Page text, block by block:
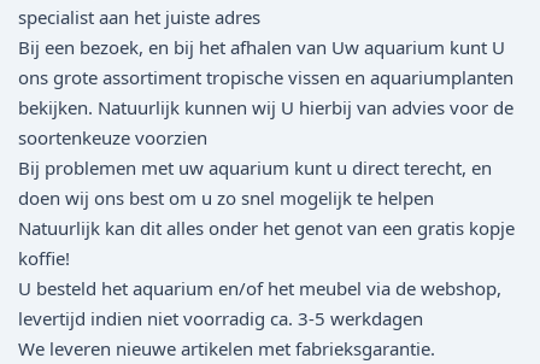
specialist aan het juiste adres
Bij een bezoek, en bij het afhalen van Uw aquarium kunt U
ons grote assortiment tropische vissen en aquariumplanten
bekijken. Natuurlijk kunnen wij U hierbij van advies voor de
soortenkeuze voorzien
Bij problemen met uw aquarium kunt u direct terecht, en
doen wij ons best om u zo snel mogelijk te helpen
Natuurlijk kan dit alles onder het genot van een gratis kopje
koffie!
U besteld het aquarium en/of het meubel via de webshop,
levertijd indien niet voorradig ca. 3-5 werkdagen
We leveren nieuwe artikelen met fabrieksgarantie.